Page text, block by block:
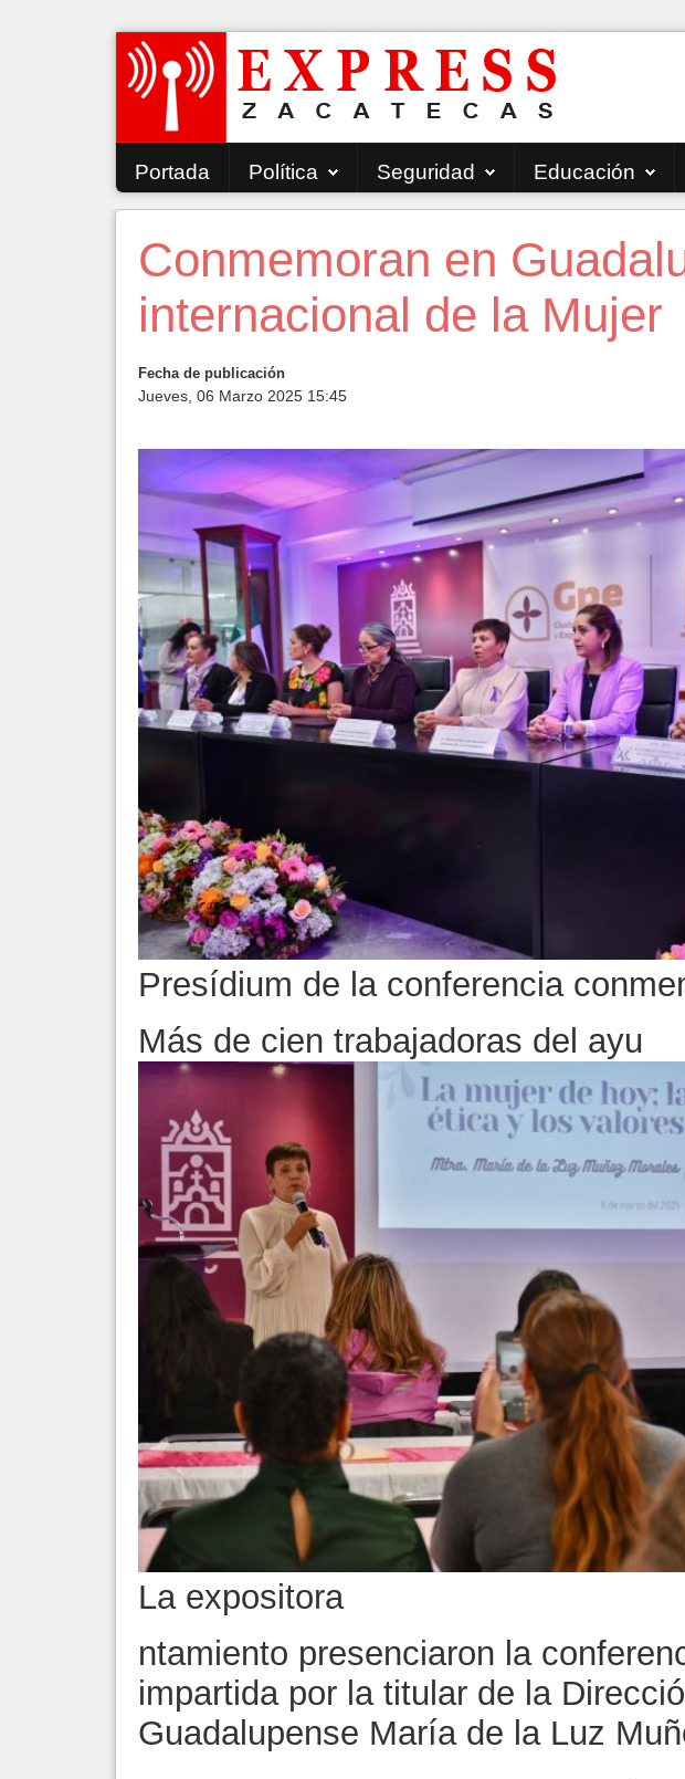
Portada Política Seguridad Educación
Conmemoran en
internacional de la Mujer
Fecha de publicación
Jueves, 06 Marzo 2025 15:45
Presídium de la conferencia
Más de cien trabajadoras del ayu
La expositora
ntamiento presenciaron la
impartida por la titular de la
Guadalupense María de la Luz